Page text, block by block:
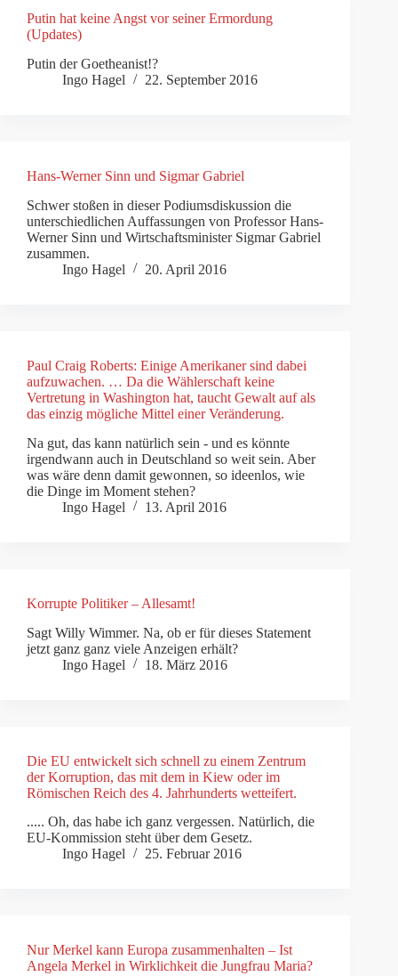
Putin hat keine Angst vor seiner Ermordung
(Updates)
Putin der Goetheanist!?
Ingo Hagel
22. September 2016
Hans-Werner Sinn und Sigmar Gabriel
Schwer stoßen in dieser Podiumsdiskussion die
unterschiedlichen Auffassungen von Professor Hans-
Werner Sinn und Wirtschaftsminister Sigmar Gabriel
zusammen.
Ingo Hagel
20. April 2016
Paul Craig Roberts: Einige Amerikaner sind dabei
aufzuwachen. … Da die Wählerschaft keine
Vertretung in Washington hat, taucht Gewalt auf als
das einzig mögliche Mittel einer Veränderung.
Na gut, das kann natürlich sein - und es könnte
irgendwann auch in Deutschland so weit sein. Aber
was wäre denn damit gewonnen, so ideenlos, wie
die Dinge im Moment stehen?
Ingo Hagel
13. April 2016
Korrupte Politiker – Allesamt!
Sagt Willy Wimmer. Na, ob er für dieses Statement
jetzt ganz ganz viele Anzeigen erhält?
Ingo Hagel
18. März 2016
Die EU entwickelt sich schnell zu einem Zentrum
der Korruption, das mit dem in Kiew oder im
Römischen Reich des 4. Jahrhunderts wetteifert.
..... Oh, das habe ich ganz vergessen. Natürlich, die
EU-Kommission steht über dem Gesetz.
Ingo Hagel
25. Februar 2016
Nur Merkel kann Europa zusammenhalten – Ist
Angela Merkel in Wirklichkeit die Jungfrau Maria?